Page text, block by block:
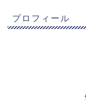
プロフィール